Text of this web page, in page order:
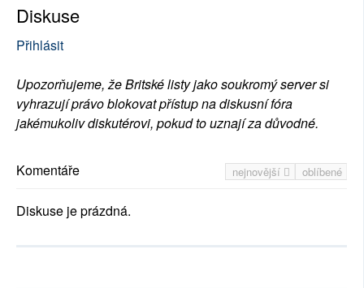
Diskuse
Přihlásit
Upozorňujeme, že Britské listy jako soukromý server si
vyhrazují právo blokovat přístup na diskusní fóra
jakémukoliv diskutérovi, pokud to uznají za důvodné.
nejnovější oblíbené
Komentáře
Diskuse je prázdná.